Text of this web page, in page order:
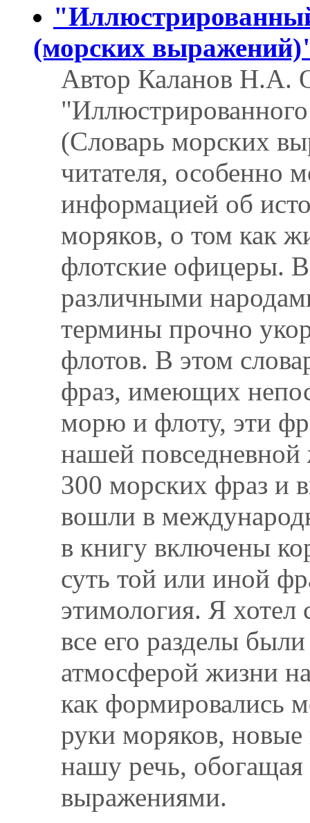
(морских
Автор Каланов Н.А.
(Словарь морских
читателя, особенно
информацией об
моряков, о том как
флотские офицеры.
различными
термины прочно
флотов. В этом
фраз, имеющих
морю и флоту, эти
нашей
300 морских фраз и
вошли в
в книгу включены
суть той или иной
этимология. Я хотел
все его разделы
атмосферой жизни
как формировались
руки моряков,
нашу речь,
выражениями.